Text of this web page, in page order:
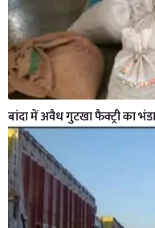
बांदा में अवैध गुटखा फैक्ट्री का